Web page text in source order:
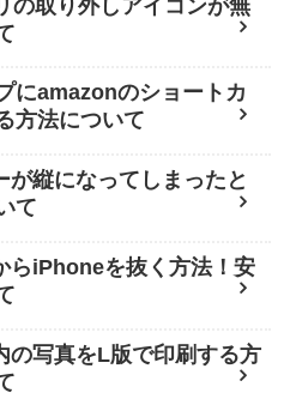
取り外しアイコンが無
にamazonのショートカ
方法について
縦になってしまったと
て
らiPhoneを抜く方法！安
写真をL版で印刷する方